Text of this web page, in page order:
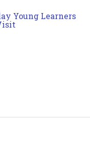
Young Learners